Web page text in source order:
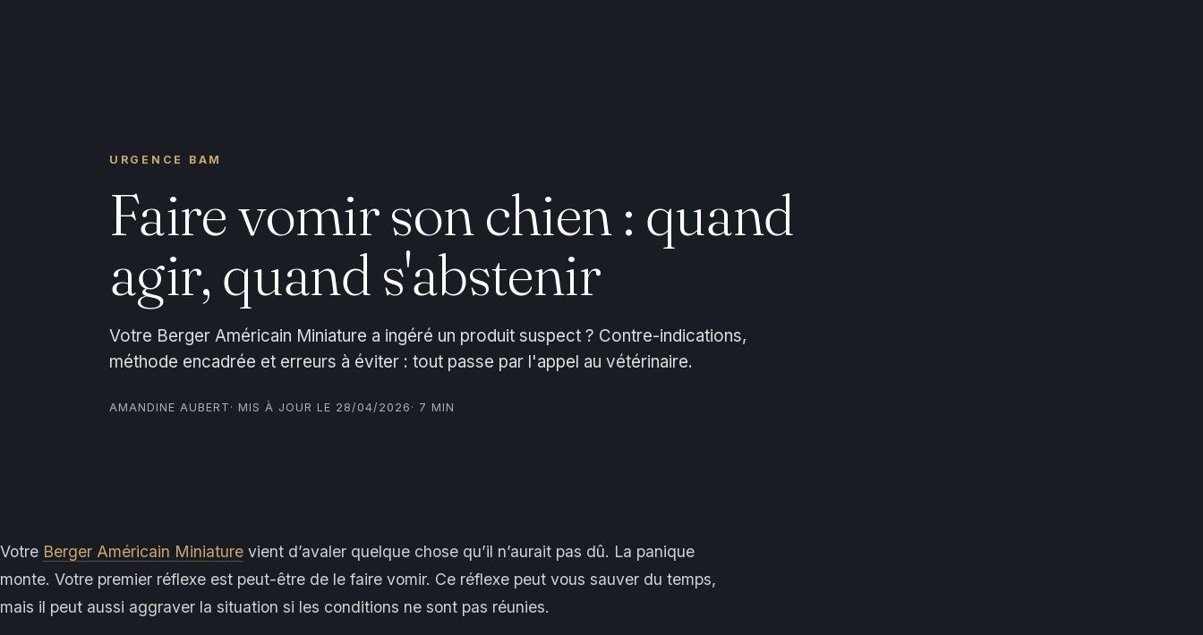
URGENCE BAM
Faire vomir son chien : quand
agir, quand s'abstenir
Votre Berger Américain Miniature a ingéré un produit suspect ? Contre-indications,
méthode encadrée et erreurs à éviter : tout passe par l'appel au vétérinaire.
AMANDINE AUBERT · MIS À JOUR LE 28/04/2026 · 7 MIN
Votre Berger Américain Miniature vient d’avaler quelque chose qu’il n’aurait pas dû. La panique
monte. Votre premier réflexe est peut-être de le faire vomir. Ce réflexe peut vous sauver du temps,
mais il peut aussi aggraver la situation si les conditions ne sont pas réunies.